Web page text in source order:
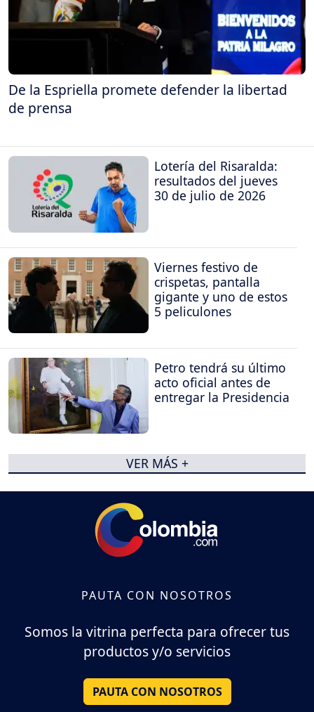
De la Espriella promete defender la libertad
de prensa
Lotería del Risaralda:
resultados del jueves
30 de julio de 2026
Viernes festivo de
crispetas, pantalla
gigante y uno de estos
5 peliculones
Petro tendrá su último
acto oficial antes de
entregar la Presidencia
VER MÁS +
PAUTA CON NOSOTROS
Somos la vitrina perfecta para ofrecer tus
productos y/o servicios
PAUTA CON NOSOTROS